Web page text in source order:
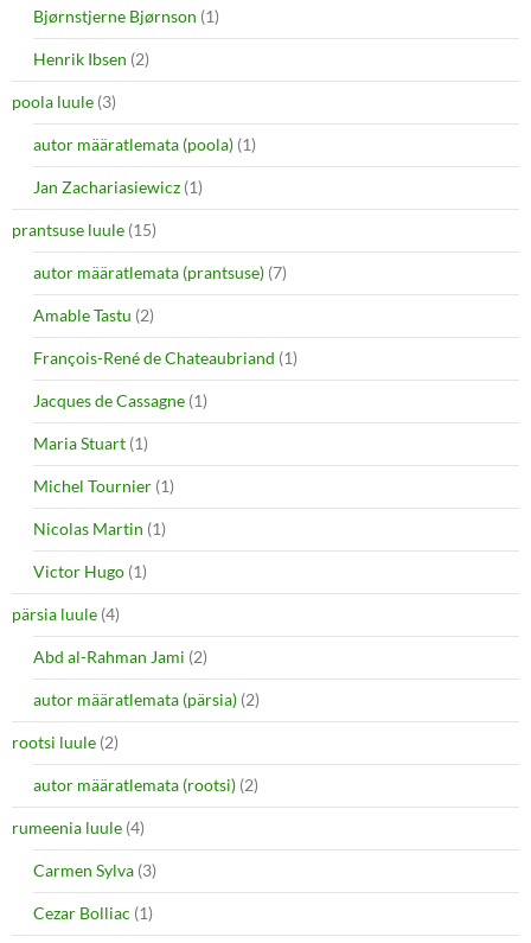
Bjørnstjerne Bjørnson (1)
Henrik Ibsen (2)
poola luule (3)
autor määratlemata (poola) (1)
Jan Zachariasiewicz (1)
prantsuse luule (15)
autor määratlemata (prantsuse) (7)
Amable Tastu (2)
François-René de Chateaubriand (1)
Jacques de Cassagne (1)
Maria Stuart (1)
Michel Tournier (1)
Nicolas Martin (1)
Victor Hugo (1)
pärsia luule (4)
Abd al-Rahman Jami (2)
autor määratlemata (pärsia) (2)
rootsi luule (2)
autor määratlemata (rootsi) (2)
rumeenia luule (4)
Carmen Sylva (3)
Cezar Bolliac (1)